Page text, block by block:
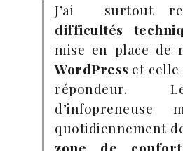
J’ai surtout
difficultés
mise en place de
WordPress et
répondeur.
d’infopreneuse
quotidiennement